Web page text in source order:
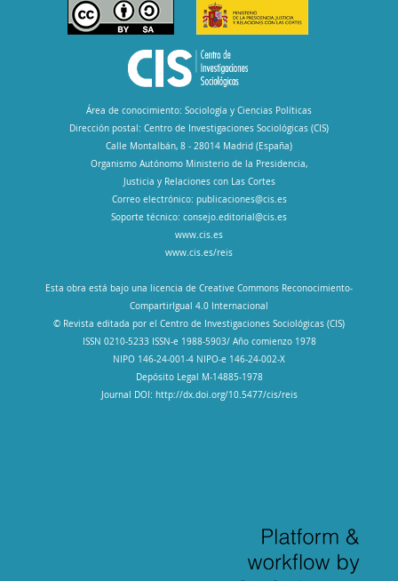
Área de conocimiento: Sociología y Ciencias Políticas
Dirección postal: Centro de Investigaciones Sociológicas (CIS)
Calle Montalbán, 8 - 28014 Madrid (España)
Organismo Autónomo Ministerio de la Presidencia,
Justicia y Relaciones con Las Cortes
Correo electrónico: publicaciones@cis.es
Soporte técnico: consejo.editorial@cis.es
www.cis.es
www.cis.es/reis
Esta obra está bajo una licencia de Creative Commons Reconocimiento-
CompartirIgual 4.0 Internacional
© Revista editada por el Centro de Investigaciones Sociológicas (CIS)
ISSN 0210-5233 ISSN-e 1988-5903/ Año comienzo 1978
NIPO 146-24-001-4 NIPO-e 146-24-002-X
Depósito Legal M-14885-1978
Journal DOI: http://dx.doi.org/10.5477/cis/reis